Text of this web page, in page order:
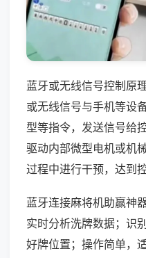
蓝牙或无线信号控制原
或无线信号与手机等设
型等指令，发送信号给
驱动内部微型电机或机
过程中进行干预，达到
蓝牙连接麻将机助赢神
实时分析洗牌数据；识
好牌位置；操作简单，